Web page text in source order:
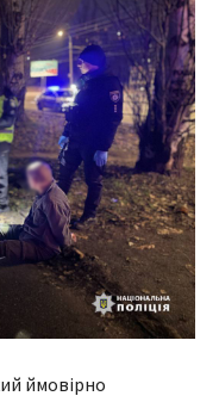
ймовірно